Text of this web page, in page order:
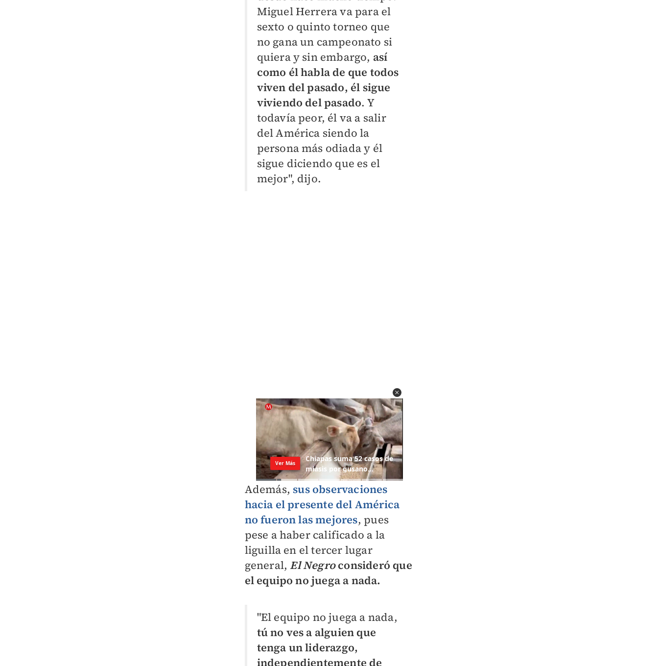
Miguel Herrera va para el
sexto o quinto torneo que
no gana un campeonato si
quiera y sin embargo, así
como él habla de que todos
viven del pasado, él sigue
viviendo del pasado. Y
todavía peor, él va a salir
del América siendo la
persona más odiada y él
sigue diciendo que es el
mejor", dijo.
Además, sus observaciones
hacia el presente del América
no fueron las mejores, pues
pese a haber calificado a la
liguilla en el tercer lugar
general, El Negroconsideró que
el equipo no juega a nada.
"El equipo no juega a nada,
tú no ves a alguien que
tenga un liderazgo,
independientemente de